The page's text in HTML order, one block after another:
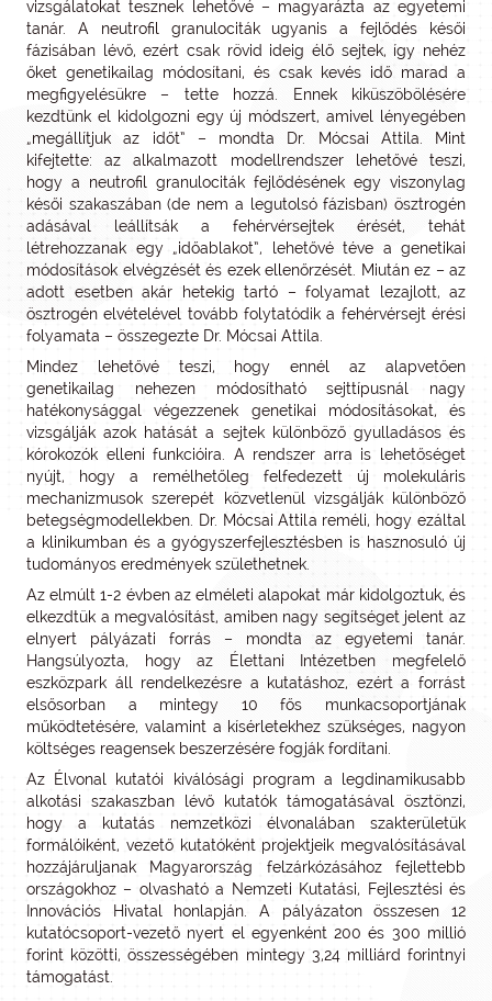
vizsgálatokat tesznek lehetővé – magyarázta az egyetemi
tanár. A neutrofil granulociták ugyanis a fejlődés késői
fázisában lévő, ezért csak rövid ideig élő sejtek, így nehéz
őket genetikailag módosítani, és csak kevés idő marad a
megfigyelésükre – tette hozzá. Ennek kiküszöbölésére
kezdtünk el kidolgozni egy új módszert, amivel lényegében
„megállítjuk az időt” – mondta Dr. Mócsai Attila. Mint
kifejtette: az alkalmazott modellrendszer lehetővé teszi,
hogy a neutrofil granulociták fejlődésének egy viszonylag
késői szakaszában (de nem a legutolsó fázisban) ösztrogén
adásával leállítsák a fehérvérsejtek érését, tehát
létrehozzanak egy „időablakot”, lehetővé téve a genetikai
módosítások elvégzését és ezek ellenőrzését. Miután ez – az
adott esetben akár hetekig tartó – folyamat lezajlott, az
ösztrogén elvételével tovább folytatódik a fehérvérsejt érési
folyamata – összegezte Dr. Mócsai Attila.
Mindez lehetővé teszi, hogy ennél az alapvetően
genetikailag nehezen módosítható sejttípusnál nagy
hatékonysággal végezzenek genetikai módosításokat, és
vizsgálják azok hatását a sejtek különböző gyulladásos és
kórokozók elleni funkcióira. A rendszer arra is lehetőséget
nyújt, hogy a remélhetőleg felfedezett új molekuláris
mechanizmusok szerepét közvetlenül vizsgálják különböző
betegségmodellekben. Dr. Mócsai Attila reméli, hogy ezáltal
a klinikumban és a gyógyszerfejlesztésben is hasznosuló új
tudományos eredmények születhetnek.
Az elmúlt 1-2 évben az elméleti alapokat már kidolgoztuk, és
elkezdtük a megvalósítást, amiben nagy segítséget jelent az
elnyert pályázati forrás – mondta az egyetemi tanár.
Hangsúlyozta, hogy az Élettani Intézetben megfelelő
eszközpark áll rendelkezésre a kutatáshoz, ezért a forrást
elsősorban a mintegy 10 fős munkacsoportjának
működtetésére, valamint a kísérletekhez szükséges, nagyon
költséges reagensek beszerzésére fogják fordítani.
Az Élvonal kutatói kiválósági program a legdinamikusabb
alkotási szakaszban lévő kutatók támogatásával ösztönzi,
hogy a kutatás nemzetközi élvonalában szakterületük
formálóiként, vezető kutatóként projektjeik megvalósításával
hozzájáruljanak Magyarország felzárkózásához fejlettebb
országokhoz – olvasható a Nemzeti Kutatási, Fejlesztési és
Innovációs Hivatal honlapján. A pályázaton összesen 12
kutatócsoport-vezető nyert el egyenként 200 és 300 millió
forint közötti, összességében mintegy 3,24 milliárd forintnyi
támogatást.